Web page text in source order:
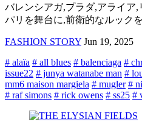
バレンシアガ,プラダ,アライア
パリを舞台に,前衛的なルック
FASHION STORY Jun 19, 2025
# alaïa # all blues # balenciaga #
issue22 # junya watanabe man #
mm6 maison margiela # mugler #
# raf simons # rick owens # ss25 #